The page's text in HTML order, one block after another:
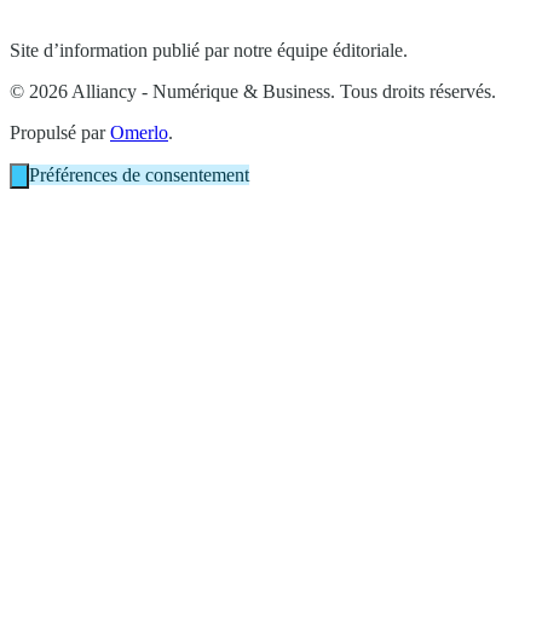
Site d’information publié par notre équipe éditoriale.
© 2026 Alliancy - Numérique & Business. Tous droits réservés.
Propulsé parOmerlo.
Préférences de consentement